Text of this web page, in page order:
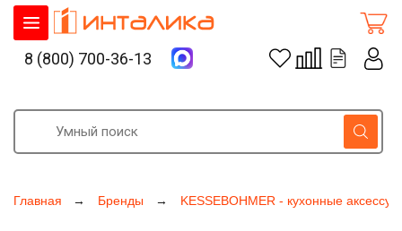
Главная Бренды KESSEBOHMER - кухонные
8 (800) 700-36-13